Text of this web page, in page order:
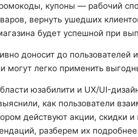
купоны — рабочий
вернуть ушедших
будет успешной при
доносит до
могут легко применить
юзабилити и UX/UI-
как пользователи
действуют акции, скидки
разберем их